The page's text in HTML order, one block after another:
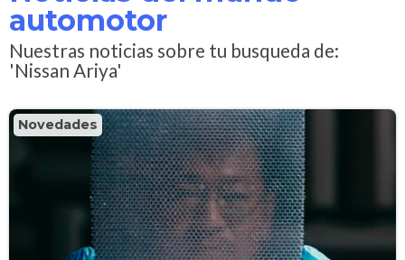
automotor
Nuestras noticias sobre tu busqueda de:
'Nissan Ariya'
Novedades